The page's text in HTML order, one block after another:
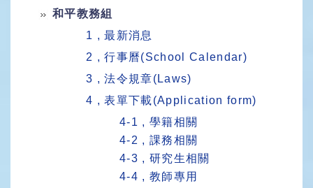
和平教務組
1 , 最新消息
2 , 行事曆(School Calendar)
3 , 法令規章(Laws)
4 , 表單下載(Application form)
4-1 , 學籍相關
4-2 , 課務相關
4-3 , 研究生相關
4-4 , 教師專用